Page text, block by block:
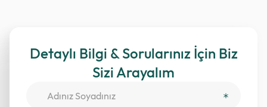
Detaylı Bilgi & Sorularınız İçin Biz
Sizi Arayalım